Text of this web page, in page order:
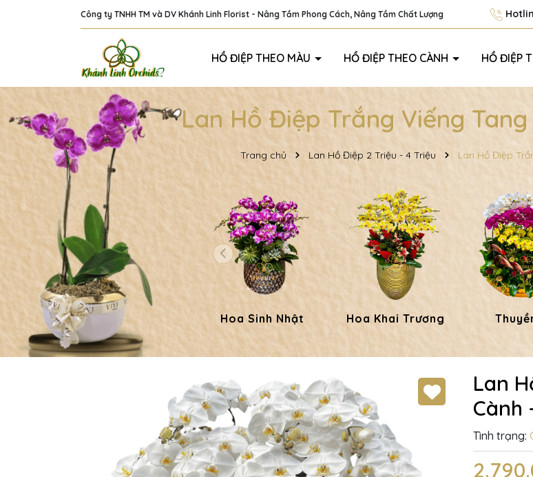
Công ty TNHH TM và DV Khánh Linh Florist - Nâng Tầm Phong Cách, Nâng Tầm Chất Lượng
HỒ ĐIỆP THEO MÀU HỒ ĐIỆP THEO CÀNH HỒ ĐIỆP
Lan Hồ Điệp Trắng Viếng Tang
Trang chủ Lan Hồ Điệp 2 Triệu - 4 Triệu Lan Hồ Điệp
Hoa Sinh Nhật Hoa Khai Trương
Lan
Cành
Tình trạng: